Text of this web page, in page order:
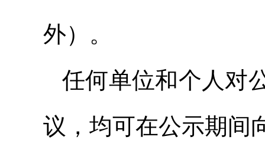
外）。
任何单位和个人对
议，均可在公示期间